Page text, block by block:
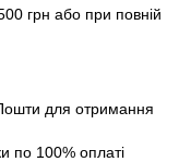
грн або при повній
для отримання
по 100% оплаті